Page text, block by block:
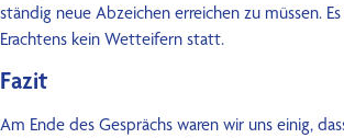
ständig neue Abzeichen erreichen zu müssen.
Erachtens kein Wetteifern statt.
Fazit
Am Ende des Gesprächs waren wir uns einig,